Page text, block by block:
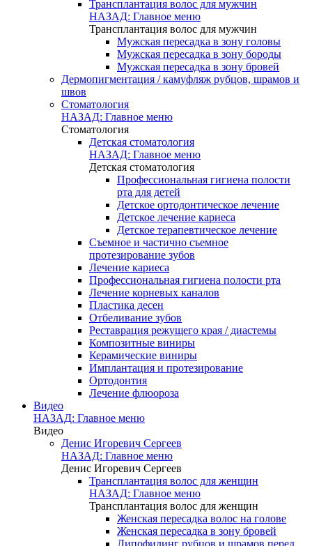
Трансплантация волос для мужчин
НАЗАД: Главное меню
Трансплантация волос для мужчин
Мужская пересадка в зону головы
Мужская пересадка в зону бороды
Мужская пересадка в зону бровей
Дермопигментация / камуфляж рубцов, шрамов и
швов
Стоматология
НАЗАД: Главное меню
Стоматология
Детская стоматология
НАЗАД: Главное меню
Детская стоматология
Профессиональная гигиена полости
рта для детей
Детское ортодонтическое лечение
Детское лечение кариеса
Детское терапевтическое лечение
Съемное и частично съемное
протезирование зубов
Лечение кариеса
Профессиональная гигиена полости рта
Лечение корневых каналов
Пластика десен
Отбеливание зубов
Реставрация режущего края / диастемы
Композитные виниры
Керамические виниры
Имплантация и протезирование
Ортодонтия
Лечение флюороза
Видео
НАЗАД: Главное меню
Видео
Денис Игоревич Сергеев
НАЗАД: Главное меню
Денис Игоревич Сергеев
Трансплантация волос для женщин
НАЗАД: Главное меню
Трансплантация волос для женщин
Женская пересадка волос на голове
Женская пересадка в зону бровей
Липофилинг рубцов и шрамов перед